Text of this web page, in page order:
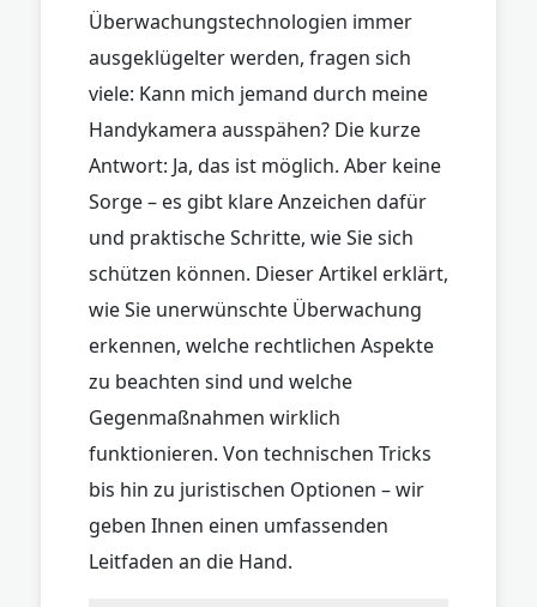
Überwachungstechnologien immer
ausgeklügelter werden, fragen sich
viele: Kann mich jemand durch meine
Handykamera ausspähen? Die kurze
Antwort: Ja, das ist möglich. Aber keine
Sorge – es gibt klare Anzeichen dafür
und praktische Schritte, wie Sie sich
schützen können. Dieser Artikel erklärt,
wie Sie unerwünschte Überwachung
erkennen, welche rechtlichen Aspekte
zu beachten sind und welche
Gegenmaßnahmen wirklich
funktionieren. Von technischen Tricks
bis hin zu juristischen Optionen – wir
geben Ihnen einen umfassenden
Leitfaden an die Hand.